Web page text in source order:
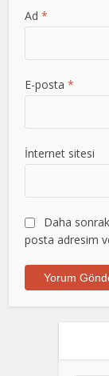
Ad*
E-posta*
İnternet sitesi
Daha
posta adresim